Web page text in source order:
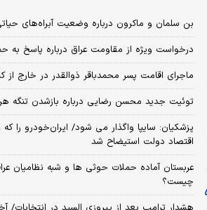
بن سلمان و ماکرون درباره وضعیت آبراه‌های
درخواست ویژه از مقاومت عراق درباره پاسخ به
ماجرای اقامت پسر محمدباقر ذوالقدر در خارج از
توئیت جدید محسن رضایی درباره بازشدن تنگه
پزشکیان: سایپا واگذار می شود/ ایران‌خودرو را که
اقتصاد دولت استیضاح شد
عربستان آماده حملات حوثی ها و شبه نظامیان
چیست؟